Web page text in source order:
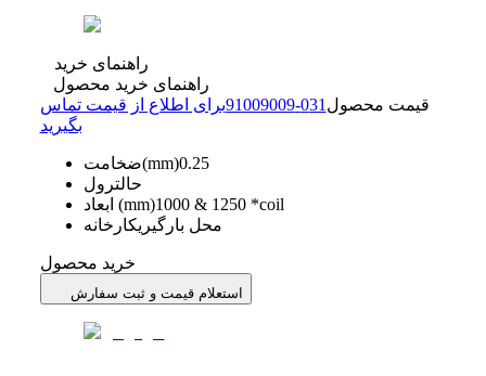
راهنمای خرید
راهنمای خرید محصول
قیمت محصول
031
-
91009009برای اطلاع از قیمت تماس
بگیرید
ضخامت(mm)0.25
حالترول
ابعاد (mm)1000 & 1250 *coil
محل بارگیریکارخانه
خرید محصول
استعلام قیمت و ثبت سفارش